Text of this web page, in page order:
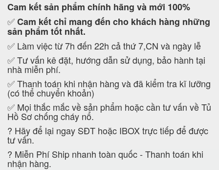
Cam kếtsản phẩm chính hãng và mới 100%
✅Cam kếtchỉ mang đến cho khách hàng những
sản phẩm tốt nhất.
✅ Làm việc từ 7h đến 22h cả thứ 7,CN và ngày lễ
✅ Tư vấn kê đặt, hướng dẫn sử dụng, bảo hành tại
nhà miễn phí.
✅ Thanh toán khi nhận hàng và đã kiểm tra kĩ lưỡng
(có thể chuyển khoản)
✅ Mọi thắc mắc về sản phẩm hoặc cần tư vấn về Tủ
Hồ Sơ chống cháy nổ.
? Hãy để lại ngay SĐT hoặc IBOX trực tiếp để được
tư vấn.
? Miễn Phí Ship nhanh toàn quốc - Thanh toán khi
nhận hàng.